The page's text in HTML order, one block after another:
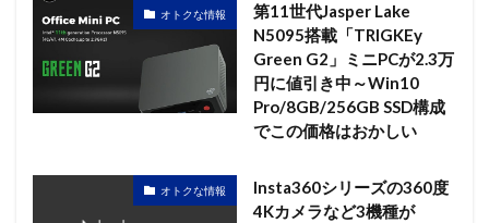
オトクな情報
第11世代Jasper Lake
N5095搭載「TRIGKEy
Green G2」ミニPCが2.3万
円に値引き中～Win10
Pro/8GB/256GB SSD構成
でこの価格はおかしい
オトクな情報
Insta360シリーズの360度
4Kカメラなど3機種が